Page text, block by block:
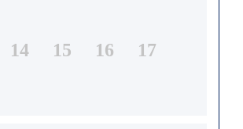
14 15 16
17